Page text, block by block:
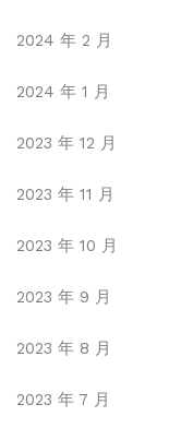
2024 年 2 月
2024 年 1 月
2023 年 12 月
2023 年 11 月
2023 年 10 月
2023 年 9 月
2023 年 8 月
2023 年 7 月